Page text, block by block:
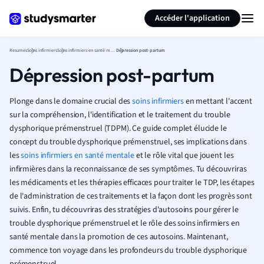
Accéder l'application
ResumesSoins infirmiers Soins infirmiers en santé mentale Dépression post-partum
Dépression post-partum
Plonge dans le domaine crucial dessoins infirmiersen mettant l'accent
sur la compréhension, l'identification et le traitement du trouble
dysphorique prémenstruel (TDPM). Ce guide complet élucide le
concept du trouble dysphorique prémenstruel, ses implications dans
lessoins infirmiers en santé mentaleet le rôle vital que jouent les
infirmières dans la reconnaissance de ses symptômes. Tu découvriras
les médicaments et les thérapies efficaces pour traiter le TDP, les étapes
de l'administration de ces traitements et la façon dont les progrès sont
suivis. Enfin, tu découvriras des stratégies d'autosoins pour gérer le
trouble dysphorique prémenstruel et le rôle des soins infirmiers en
santé mentale dans la promotion de ces autosoins. Maintenant,
commence ton voyage dans les profondeurs du trouble dysphorique
Résumer la page